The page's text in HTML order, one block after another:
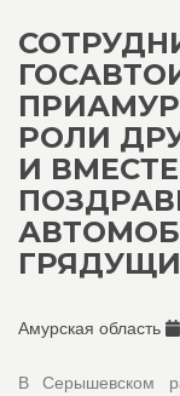
РОЛИ
И
Амурская область
В Серышевском